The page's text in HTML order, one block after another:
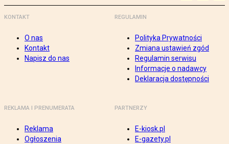
KONTAKT
O nas
Kontakt
Napisz do nas
REGULAMIN
Polityka Prywatności
Zmiana ustawień zgód
Regulamin serwisu
Informacje o nadawcy
Deklaracja dostępności
REKLAMA I PRENUMERATA
Reklama
Ogłoszenia
PARTNERZY
E-kiosk.pl
E-gazety.pl